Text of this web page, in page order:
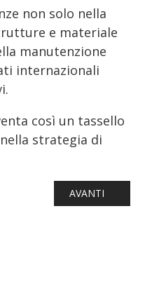
non solo nella
e materiale
manutenzione
internazionali
così un tassello
strategia di
GUASTO NEL NODO DI
ARTICOLO
AVANTI